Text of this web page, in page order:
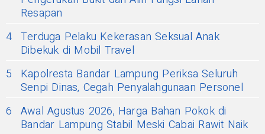
Resapan
4 Terduga Pelaku Kekerasan Seksual Anak
Dibekuk di Mobil Travel
5
Kapolresta Bandar Lampung Periksa Seluruh
Senpi Dinas, Cegah Penyalahgunaan Personel
6 Awal Agustus 2026, Harga Bahan Pokok di
Bandar Lampung Stabil Meski Cabai Rawit Naik